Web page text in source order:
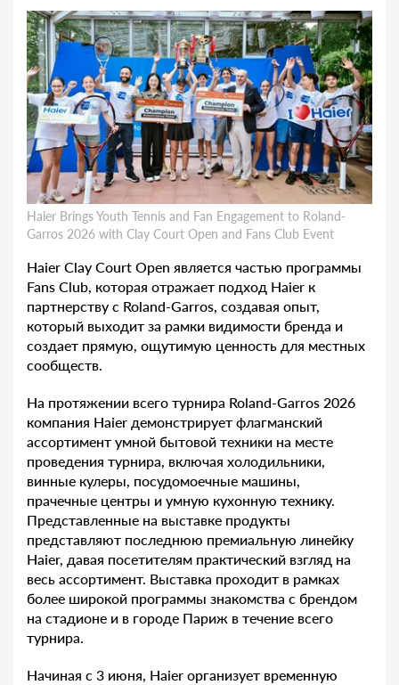
Haier Brings Youth Tennis and Fan Engagement to Roland-
Garros 2026 with Clay Court Open and Fans Club Event
Haier Clay Court Open является частью программы
Fans Club, которая отражает подход Haier к
партнерству с Roland-Garros, создавая опыт,
который выходит за рамки видимости бренда и
создает прямую, ощутимую ценность для местных
сообществ.
На протяжении всего турнира Roland-Garros 2026
компания Haier демонстрирует флагманский
ассортимент умной бытовой техники на месте
проведения турнира, включая холодильники,
винные кулеры, посудомоечные машины,
прачечные центры и умную кухонную технику.
Представленные на выставке продукты
представляют последнюю премиальную линейку
Haier, давая посетителям практический взгляд на
весь ассортимент. Выставка проходит в рамках
более широкой программы знакомства с брендом
на стадионе и в городе Париж в течение всего
турнира.
Начиная с 3 июня, Haier организует временную